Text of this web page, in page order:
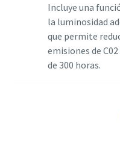
Incluye una
la luminosidad
que permite
emisiones de
de 300 horas.